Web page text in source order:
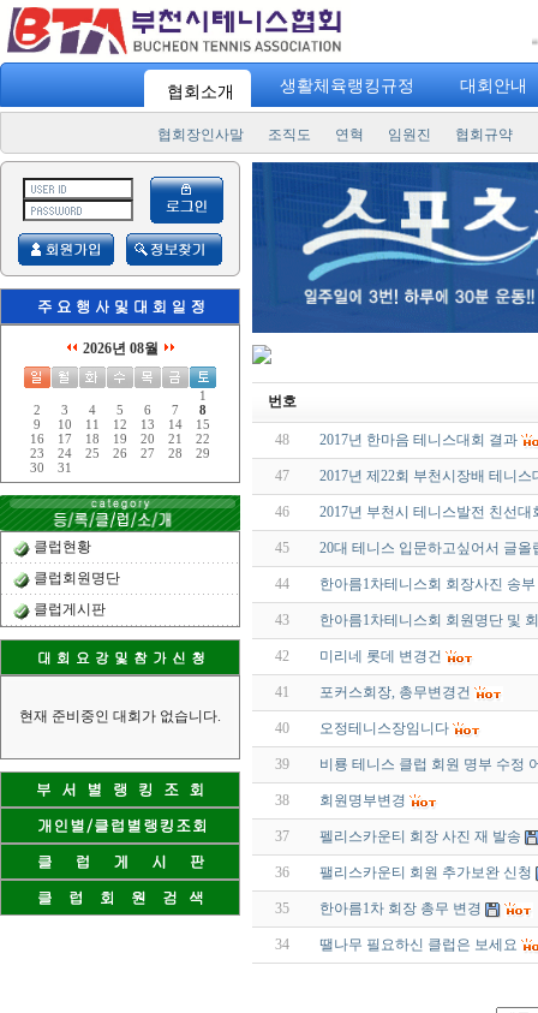
스
협회소개 생활체육랭킹규정 대회안내
협회장인사말 조직도 연혁 임원진 협회규약
2026년 08월
1
2
3 4 5 6 7
8
9
10 11 12 13 14
15
16
17 18 19 20 21
22
23
24 25 26 27 28
29
30
31
클럽현황
클럽회원명단
클럽게시판
현재 준비중인 대회가 없습니다.
번호
48 2017년 한마음 테니스대회 결과
47 2017년 제22회 부천시장배 테니
46 2017년 부천시 테니스발전 친선대
45 20대 테니스 입문하고싶어서 글올
44 한아름1차테니스회 회장사진 송부
43 한아름1차테니스회 회원명단 및
42 미리네 롯데 변경건
41 포커스회장, 총무변경건
40 오정테니스장임니다
39 비룡 테니스 클럽 회원 명부 수정
38 회원명부변경
37 펠리스카운티 회장 사진 재 발송
36 팰리스카운티 회원 추가보완 신청
35 한아름1차 회장 총무 변경
34 땔나무 필요하신 클럽은 보세요